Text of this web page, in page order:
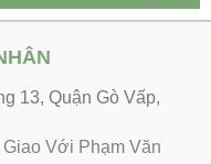
13, Quận Gò Vấp,
Với Phạm Văn